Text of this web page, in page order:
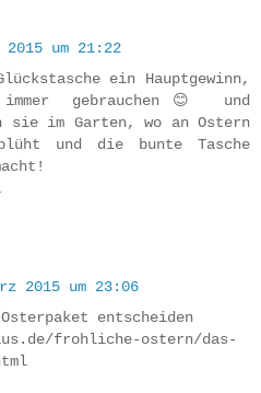
um 21:22
ein Hauptgewinn,
gebrauchen😊 und
sie im Garten, wo an Ostern
und die bunte Tasche
2015 um 23:06
entscheiden
frohliche-ostern/das-